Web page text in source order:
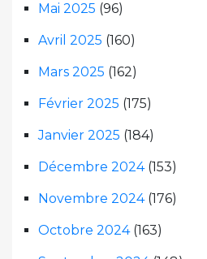
Mai 2025 (96)
Avril 2025 (160)
Mars 2025 (162)
Février 2025 (175)
Janvier 2025 (184)
Décembre 2024(153)
Novembre 2024(176)
Octobre 2024(163)